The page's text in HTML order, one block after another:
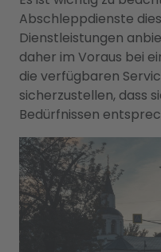
Abschleppdienste
Dienstleistungen
daher im Voraus bei
die verfügbaren
sicherzustellen, dass
Bedürfnissen